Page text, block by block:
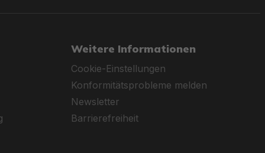
Weitere Informationen
Cookie-Einstellungen
Konformitätsprobleme melden
Newsletter
Barrierefreiheit